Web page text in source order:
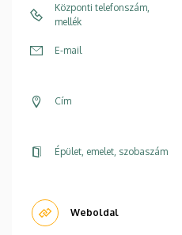
Központi telefonszám,
mellék
E-mail
Cím
Épület, emelet, szobaszám
Weboldal